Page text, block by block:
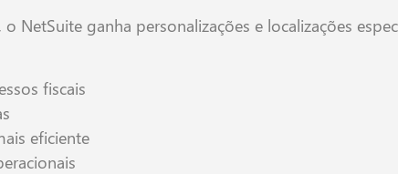
NetSuite ganha personalizações e localizações
fiscais
eficiente